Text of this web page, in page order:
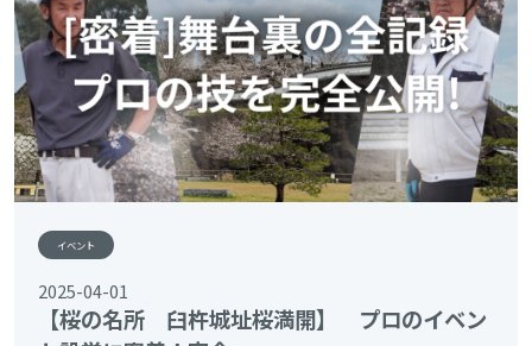
イベント
2025-04-01
【桜の名所 臼杵城址桜満開】 プロのイベン